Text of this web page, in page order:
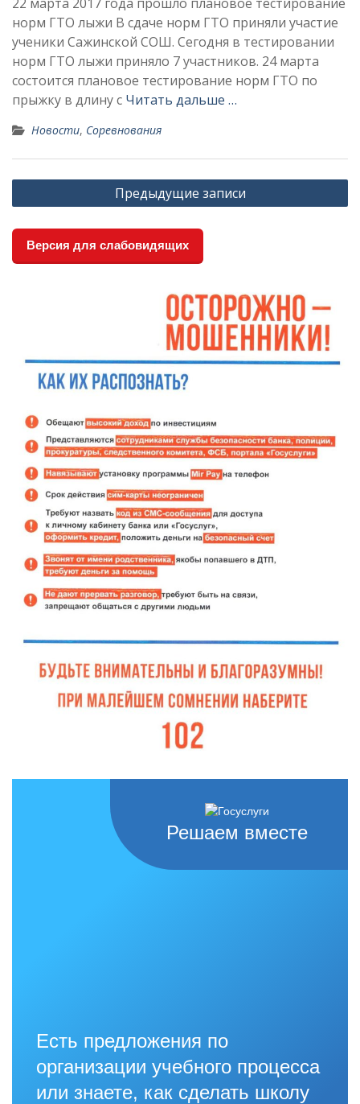
норм ГТО лыжи В сдаче норм ГТО приняли участие
ученики Сажинской СОШ. Сегодня в тестировании
норм ГТО лыжи приняло 7 участников. 24 марта
состоится плановое тестирование норм ГТО по
прыжку в длину с Читать дальше …
Новости, Соревнования
Навигация
по
записям
Предыдущие записи
Версия для слабовидящих
Решаем вместе
Есть предложения по
организации учебного процесса
или знаете, как сделать школу